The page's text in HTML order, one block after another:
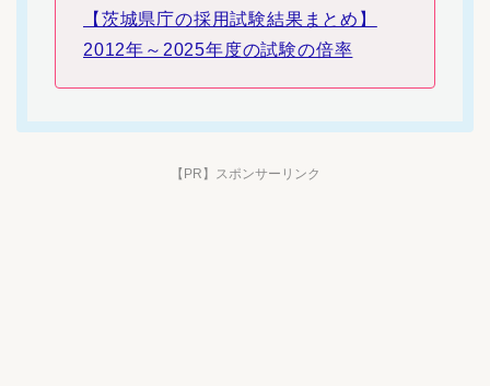
【茨城県庁の採用試験結果まとめ】
2012年～2025年度の試験の倍率
【PR】スポンサーリンク